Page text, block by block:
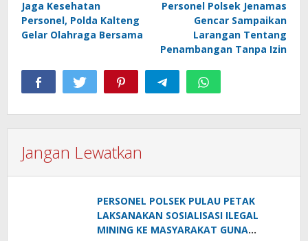
pos
Jaga Kesehatan
Personel, Polda Kalteng
Gelar Olahraga Bersama
Personel Polsek Jenamas
Gencar Sampaikan
Larangan Tentang
Penambangan Tanpa Izin
Jangan Lewatkan
PERSONEL POLSEK PULAU PETAK
LAKSANAKAN SOSIALISASI ILEGAL
MINING KE MASYARAKAT GUNA